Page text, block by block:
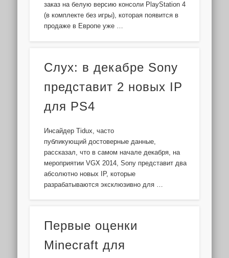
заказ на белую версию консоли PlayStation 4
(в комплекте без игры), которая появится в
продаже в Европе уже …
Слух: в декабре Sony
представит 2 новых IP
для PS4
Инсайдер Tidux, часто
публикующий достоверные данные,
рассказал, что в самом начале декабря, на
мероприятии VGX 2014, Sony представит два
абсолютно новых IP, которые
разрабатываются эксклюзивно для …
Первые оценки
Minecraft для